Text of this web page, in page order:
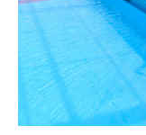
イベント・セミナー